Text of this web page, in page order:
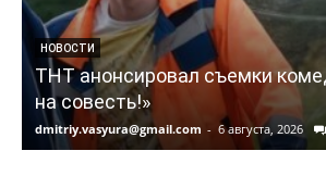
НОВОСТИ
ТНТ анонсировал съемки
на совесть!»
dmitriy.vasyura@gmail.com - 6 августа, 2026